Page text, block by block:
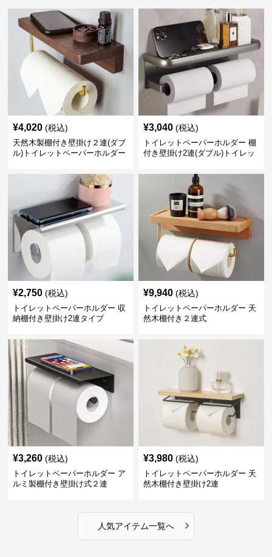
¥4,020 (税込)
天然木製棚付き壁掛け２連(ダブ
ル)トイレットペーパーホルダー
¥3,040 (税込)
トイレットペーパーホルダー 棚
付き壁掛け2連(ダブル)トイレッ
¥2,750 (税込)
トイレットペーパーホルダー 収
納棚付き壁掛け2連タイプ
¥9,940 (税込)
トイレットペーパーホルダー 天
然木棚付き２連式
¥3,260 (税込)
トイレットペーパーホルダー ア
ルミ製棚付き壁掛け式２連
¥3,980 (税込)
トイレットペーパーホルダー 天
然木棚付き壁掛け2連
人気アイテム一覧へ ›